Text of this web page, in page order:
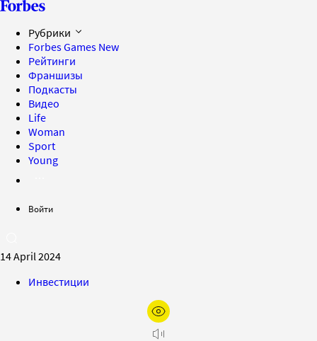
Рубрики
Forbes Games New
Рейтинги
Франшизы
Подкасты
Видео
Life
Woman
Sport
Young
Войти
14 April 2024
Инвестиции